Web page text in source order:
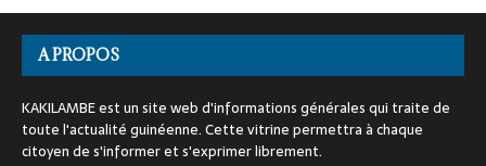
A PROPOS
KAKILAMBE est un site web d'informations générales qui traite de
toute l'actualité guinéenne. Cette vitrine permettra à chaque
citoyen de s'informer et s'exprimer librement.